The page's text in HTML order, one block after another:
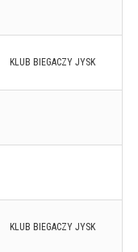
KLUB BIEGACZY JYSK
KLUB BIEGACZY JYSK